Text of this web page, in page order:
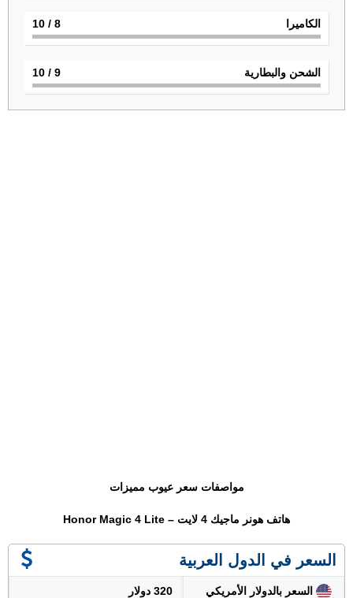
الكاميرا 8
/ 10
الشحن والبطارية 9
/ 10
مواصفات سعر عيوب مميزات
هاتف هونر ماجيك 4 لايت – Honor Magic 4 Lite
السعر في الدول العربية
السعر بالدولار الأمريكي 320 دولار